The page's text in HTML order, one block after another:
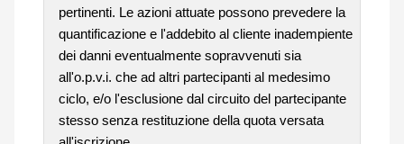
pertinenti. Le azioni attuate possono prevedere la
quantificazione e l'addebito al cliente inadempiente
dei danni eventualmente sopravvenuti sia
all'o.p.v.i. che ad altri partecipanti al medesimo
ciclo, e/o l'esclusione dal circuito del partecipante
stesso senza restituzione della quota versata